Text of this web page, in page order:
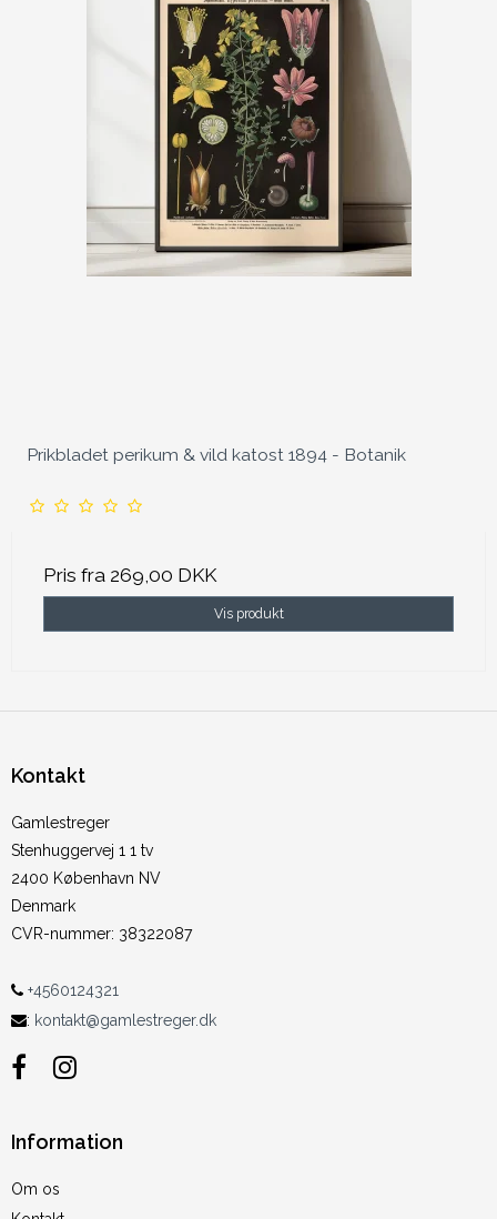
Prikbladet perikum & vild katost 1894 - Botanik
Pris fra 269,00 DKK
Vis produkt
Kontakt
Gamlestreger
Stenhuggervej 1 1 tv
2400 København NV
Denmark
CVR-nummer: 38322087
+4560124321
: kontakt@gamlestreger.dk
Information
Om os